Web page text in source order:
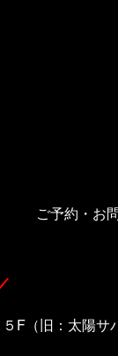
ご予約・お
F（旧：太陽サ